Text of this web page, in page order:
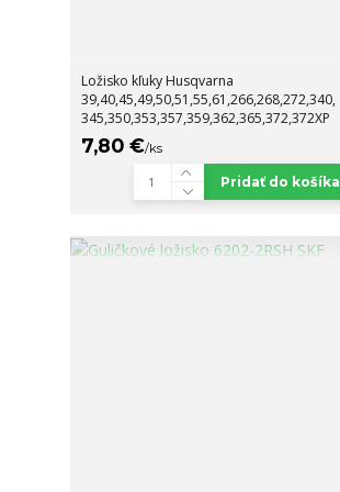
Ložisko kľuky Husqvarna
39,40,45,49,50,51,55,61,266,268,272,340,
345,350,353,357,359,362,365,372,372XP
7,80 €/ks
Pridať do košíka